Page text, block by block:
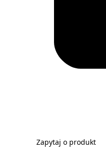
Zapytaj o produkt